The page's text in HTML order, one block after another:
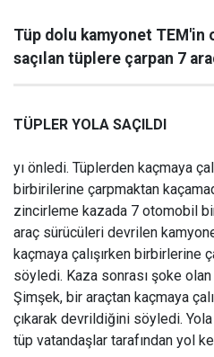
Tüp dolu kamyonet TEM'in
saçılan tüplere çarpan 7
TÜPLER YOLA SAÇILDI
yı önledi. Tüplerden kaçmaya
birbirilerine çarpmaktan
zincirleme kazada 7 otomobil
araç sürücüleri devrilen
kaçmaya çalışırken birbirlerine
söyledi. Kaza sonrası şoke
Şimşek, bir araçtan kaçmaya
çıkarak devrildiğini söyledi. Yola
tüp vatandaşlar tarafından yol